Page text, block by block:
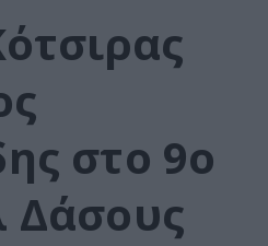
στο 9ο
Δάσους